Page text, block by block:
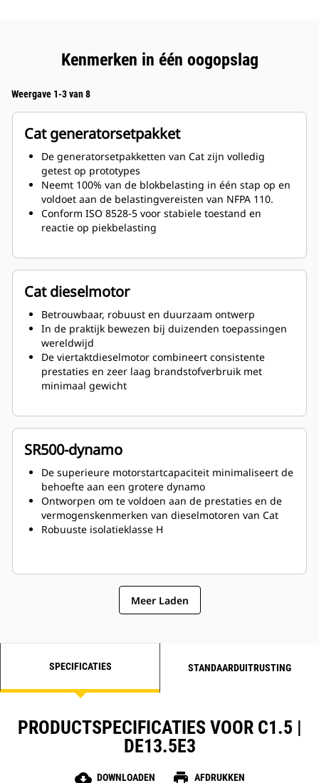
Kenmerken in één oogopslag
Weergave 1-3 van 8
Cat generatorsetpakket
De generatorsetpakketten van Cat zijn volledig
getest op prototypes
Neemt 100% van de blokbelasting in één stap op en
voldoet aan de belastingvereisten van NFPA 110.
Conform ISO 8528-5 voor stabiele toestand en
reactie op piekbelasting
Cat dieselmotor
Betrouwbaar, robuust en duurzaam ontwerp
In de praktijk bewezen bij duizenden toepassingen
wereldwijd
De viertaktdieselmotor combineert consistente
prestaties en zeer laag brandstofverbruik met
minimaal gewicht
SR500-dynamo
De superieure motorstartcapaciteit minimaliseert de
behoefte aan een grotere dynamo
Ontworpen om te voldoen aan de prestaties en de
vermogenskenmerken van dieselmotoren van Cat
Robuuste isolatieklasse H
Meer Laden
SPECIFICATIES STANDAARDUITRUSTING
PRODUCTSPECIFICATIES VOOR C1.5 |
DE13.5E3
cloud_download DOWNLOADEN print AFDRUKKEN